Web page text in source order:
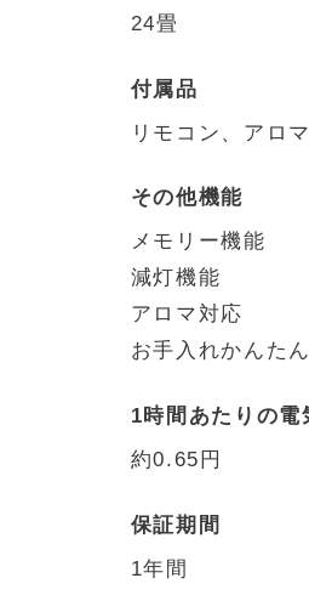
24畳
付属品
リモコン、アロ
その他機能
メモリー機能
減灯機能
アロマ対応
お手入れかんた
1時間あたりの電
約0.65円
保証期間
1年間